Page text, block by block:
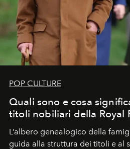
POP CULTURE
Quali sono e cosa
titoli nobiliari della Royal
L’albero genealogico della
guida alla struttura dei titoli e al